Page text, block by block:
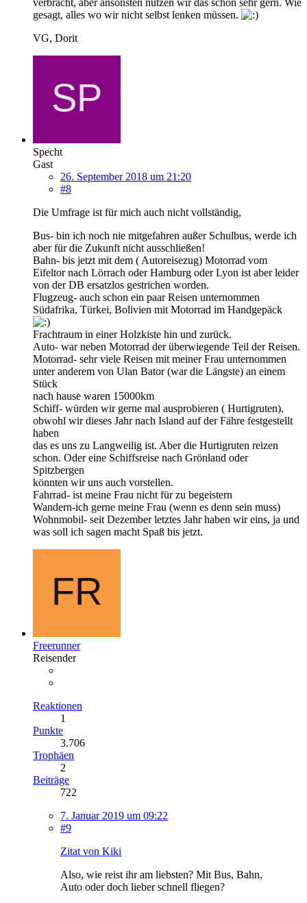
gesagt, alles wo wir nicht selbst lenken müssen.
VG, Dorit
Specht
Gast
26. September 2018 um 21:20
#8
Die Umfrage ist für mich auch nicht vollständig,
Bus- bin ich noch nie mitgefahren außer Schulbus, werde ich
aber für die Zukunft nicht ausschließen!
Bahn- bis jetzt mit dem ( Autoreisezug) Motorrad vom
Eifeltor nach Lörrach oder Hamburg oder Lyon ist aber leider
von der DB ersatzlos gestrichen worden.
Flugzeug- auch schon ein paar Reisen unternommen
Südafrika, Türkei, Bolivien mit Motorrad im Handgepäck
Frachtraum in einer Holzkiste hin und zurück.
Auto- war neben Motorrad der überwiegende Teil der Reisen.
Motorrad- sehr viele Reisen mit meiner Frau unternommen
unter anderem von Ulan Bator (war die Längste) an einem
Stück
nach hause waren 15000km
Schiff- würden wir gerne mal ausprobieren ( Hurtigruten),
obwohl wir dieses Jahr nach Island auf der Fähre festgestellt
haben
das es uns zu Langweilig ist. Aber die Hurtigruten reizen
schon. Oder eine Schiffsreise nach Grönland oder
Spitzbergen
könnten wir uns auch vorstellen.
Fahrrad- ist meine Frau nicht für zu begeistern
Wandern-ich gerne meine Frau (wenn es denn sein muss)
Wohnmobil- seit Dezember letztes Jahr haben wir eins, ja und
was soll ich sagen macht Spaß bis jetzt.
Freerunner
Reisender
Reaktionen
1
Punkte
3.706
Trophäen
2
Beiträge
722
7. Januar 2019 um 09:22
#9
Zitat von Kiki
Also, wie reist ihr am liebsten? Mit Bus, Bahn,
Auto oder doch lieber schnell fliegen?